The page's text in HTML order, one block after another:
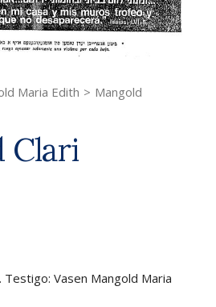
Maria Edith > Mangold
Clari
Testigo: Vasen Mangold Maria